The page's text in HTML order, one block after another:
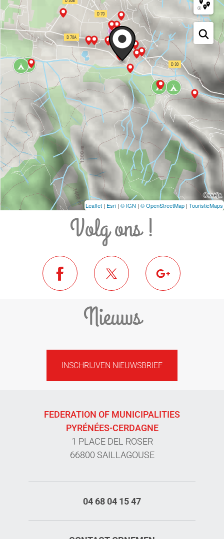
Leaflet | Esri | © IGN | © OpenStreetMap | TouristicMaps
Volg ons !
Nieuws
INSCHRIJVEN NIEUWSBRIEF
FEDERATION OF MUNICIPALITIES
PYRÉNÉES-CERDAGNE
1 PLACE DEL ROSER
66800 SAILLAGOUSE
04 68 04 15 47